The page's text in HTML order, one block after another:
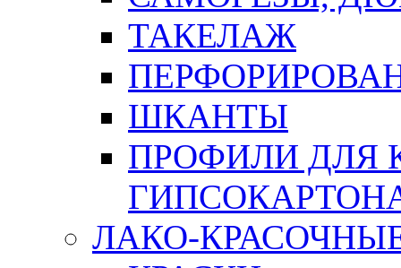
ТАКЕЛАЖ
ШКАНТЫ
ПРОФИЛИ ДЛЯ
ЛАКО-